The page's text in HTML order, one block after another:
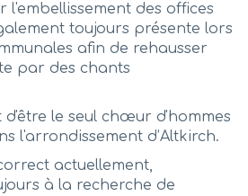
l'embellissement des offices
toujours présente lors
afin de rehausser
par des chants
le seul chœur d'hommes
l'arrondissement d’Altkirch.
actuellement,
à la recherche de